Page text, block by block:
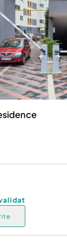
profesionale